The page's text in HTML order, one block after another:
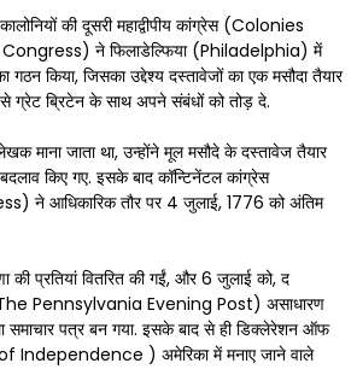
की दूसरी महाद्वीपीय कांग्रेस (Colonies
ने फिलाडेल्फिया (Philadelphia) में
किया, जिसका उद्देश्य दस्तावेजों का एक मसौदा तैयार
ग्रेट ब्रिटेन के साथ अपने संबंधों को तोड़ दे.
माना जाता था, उन्होंने मूल मसौदे के दस्तावेज तैयार
किए गए. इसके बाद कॉन्टिनेंटल कांग्रेस
ने आधिकारिक तौर पर 4 जुलाई, 1776 को अंतिम
की प्रतियां वितरित की गईं, और 6 जुलाई को, द
(The Pennsylvania Evening Post) असाधारण
समाचार पत्र बन गया. इसके बाद से ही डिक्लेरेशन ऑफ
) अमेरिका में मनाए जाने वाले